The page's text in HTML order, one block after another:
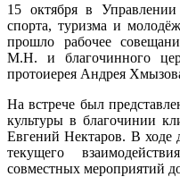
15 октября в Управлении
спорта, туризма и
прошло рабочее
М.Н. и благочинного
протоиерея Андрея
На встрече был
культуры в благочинии
Евгений Нектаров. В ходе
текущего
совместных мероприятий